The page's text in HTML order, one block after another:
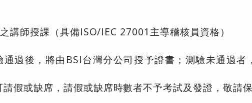
師授課（具備ISO/IEC 27001主導稽核員資格）
後，將由BSI台灣分公司授予證書；測驗未通過者
假或缺席，請假或缺席時數者不予考試及發證，敬請保